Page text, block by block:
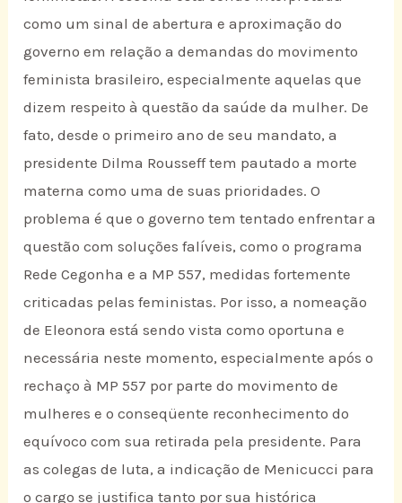
como um sinal de abertura e aproximação do
governo em relação a demandas do movimento
feminista brasileiro, especialmente aquelas que
dizem respeito à questão da saúde da mulher. De
fato, desde o primeiro ano de seu mandato, a
presidente Dilma Rousseff tem pautado a morte
materna como uma de suas prioridades. O
problema é que o governo tem tentado enfrentar a
questão com soluções falíveis, como o programa
Rede Cegonha e a MP 557, medidas fortemente
criticadas pelas feministas. Por isso, a nomeação
de Eleonora está sendo vista como oportuna e
necessária neste momento, especialmente após o
rechaço à MP 557 por parte do movimento de
mulheres e o conseqüente reconhecimento do
equívoco com sua retirada pela presidente. Para
as colegas de luta, a indicação de Menicucci para
o cargo se justifica tanto por sua histórica